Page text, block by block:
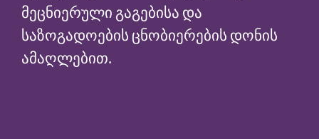
მეცნიერული გაგებისა და
საზოგადოების ცნობიერების დონის
ამაღლებით.